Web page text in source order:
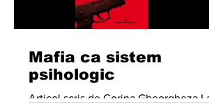
Mafia ca sistem
psihologic
Articol scris de Corina Gheorgheza La